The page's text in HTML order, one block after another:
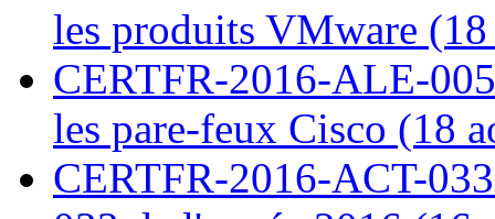
les produits VMware
CERTFR-2016-ALE-
les pare-feux Cisco (18
CERTFR-2016-ACT-